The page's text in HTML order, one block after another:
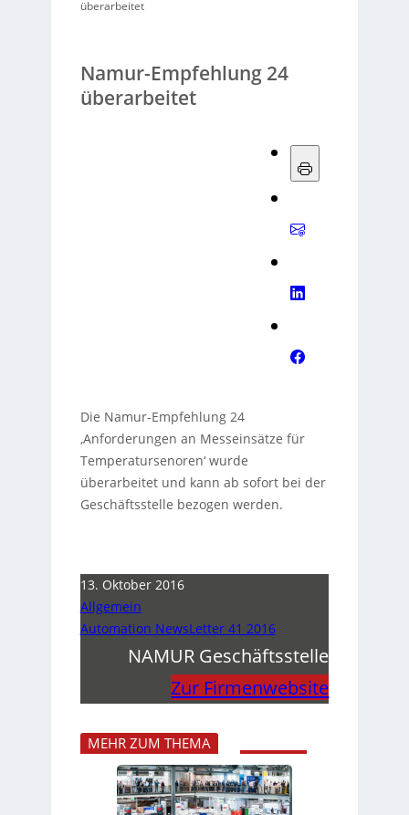
überarbeitet
Namur-Empfehlung 24
überarbeitet
Die Namur-Empfehlung 24
‚Anforderungen an Messeinsätze für
Temperatursenoren‘ wurde
überarbeitet und kann ab sofort bei der
Geschäftsstelle bezogen werden.
13. Oktober 2016
Allgemein
Automation NewsLetter 41 2016
NAMUR Geschäftsstelle
Zur Firmenwebsite
MEHR ZUM THEMA